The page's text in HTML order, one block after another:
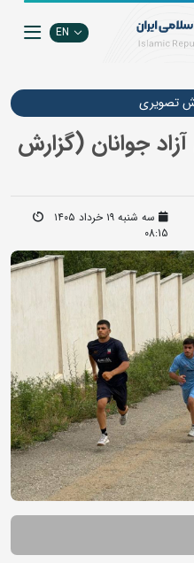
EN
تصويري
جوانان (گزارش
سه شنبه ۱۹ خرداد ۱۴۰۵
08:15